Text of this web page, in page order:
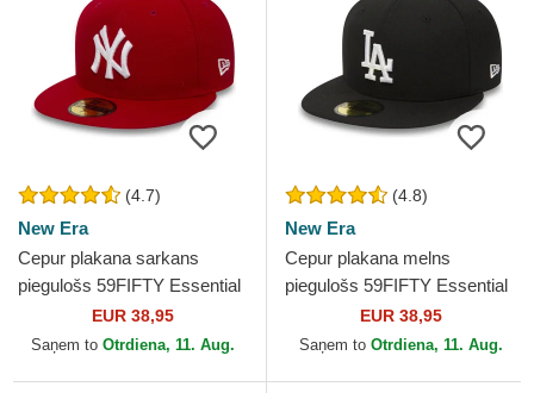
(4.7)
New Era
Cepur plakana sarkans
piegulošs 59FIFTY Essential
no New York Yankees MLB
no New Era
EUR 38,95
Saņem to Otrdiena, 11. Aug.
(4.8)
New Era
Cepur plakana melns
piegulošs 59FIFTY Essential
no Los Angeles Dodgers
MLB no New Era
EUR 38,95
Saņem to Otrdiena, 11. Aug.